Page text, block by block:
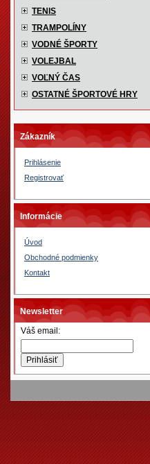
TENIS
TRAMPOLÍNY
VODNÉ ŠPORTY
VOLEJBAL
VOĽNÝ ČAS
OSTATNÉ ŠPORTOVÉ HRY
Zákazník
Prihlásenie
Registrovať
Informácie
Úvod
Obchodné podmienky
Kontakt
Newsletter
Váš email: